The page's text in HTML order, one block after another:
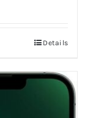
Details